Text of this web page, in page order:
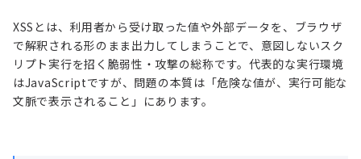
XSSとは、利用者から受け取った値や外部データを、ブラウザ
で解釈される形のまま出力してしまうことで、意図しないスク
リプト実行を招く脆弱性・攻撃の総称です。代表的な実行環境
はJavaScriptですが、問題の本質は「危険な値が、実行可能な
文脈で表示されること」にあります。